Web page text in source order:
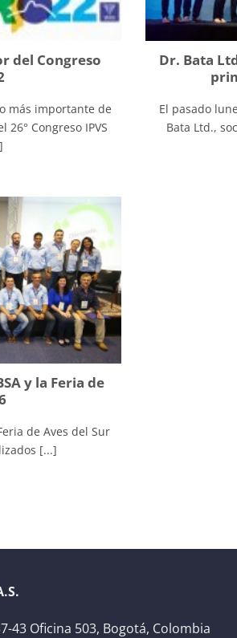
del Congreso
más importante de
Congreso IPVS
Dr. Bata
El pasado
Bata Ltd.,
y la Feria de
de Aves del Sur
[...]
43 Oficina 503, Bogotá, Colombia